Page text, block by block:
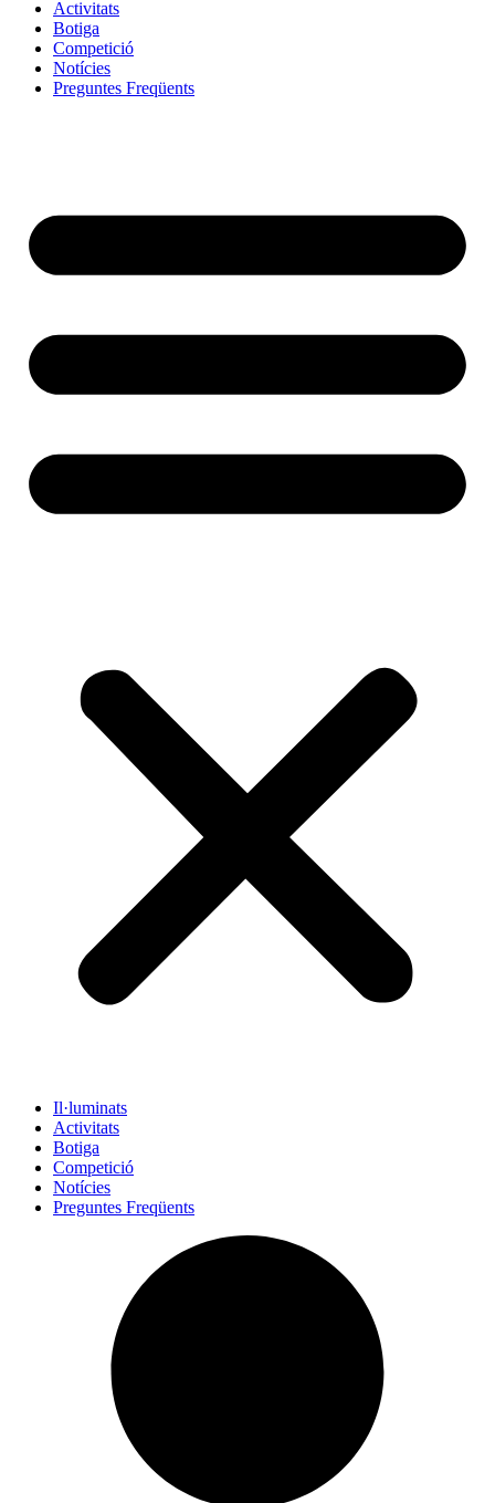
Activitats
Botiga
Competició
Notícies
Preguntes Freqüents
Il·luminats
Activitats
Botiga
Competició
Notícies
Preguntes Freqüents